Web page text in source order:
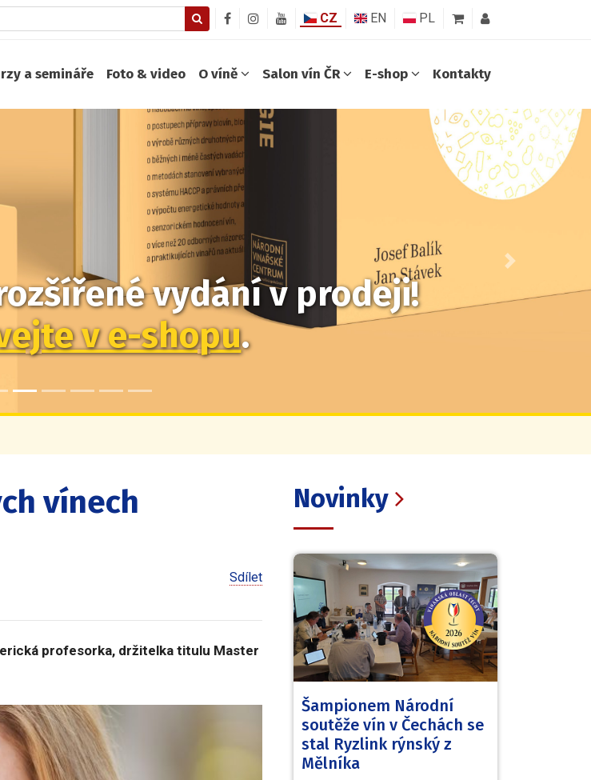
CZ EN PL
a semináře Foto & video O víně Salon vín ČR E-shop Kontakty
vydání v prodeji!
v e-shopu.
Další
vínech
Sdílet
profesorka, držitelka titulu Master
Novinky
Šampionem Národní
soutěže vín v Čechách se
stal Ryzlink rýnský z
Mělníka